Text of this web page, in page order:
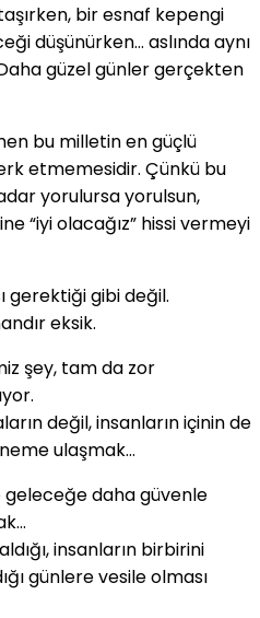
bir esnaf kepengi
düşünürken… aslında aynı
güzel günler gerçekten
bu milletin en güçlü
etmemesidir. Çünkü bu
yorulursa yorulsun,
“iyi olacağız” hissi vermeyi
gerektiği gibi değil.
eksik.
şey, tam da zor
değil, insanların içinin de
ulaşmak…
geleceğe daha güvenle
insanların birbirini
günlere vesile olması